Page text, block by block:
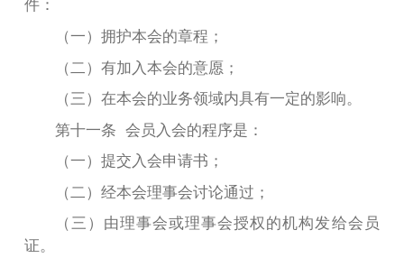
件：
（一 ）拥护本会的章程；
（ 二 ）有加入本会的意愿；
（三 ） 在本会的业务领域内具有一定的影响。
第十一条 会员入会的程序是：
（一 ）提交入会申请书；
（ 二 ）经本会理事会讨论通过；
（ 三 ）由理事会或理事会授权的机构发给会员
证。